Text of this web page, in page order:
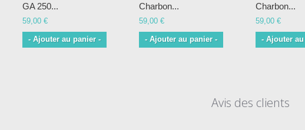
GA 250...
59,00 €
- Ajouter au panier -
Charbon...
59,00 €
- Ajouter au panier -
Charbon...
59,00 €
- Ajouter
Avis des clients